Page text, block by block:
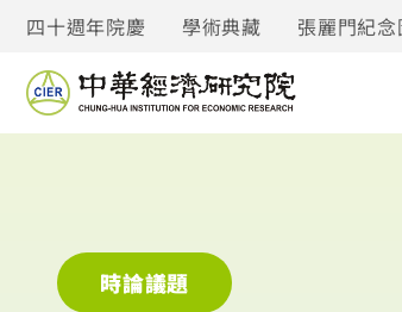
四十週年院慶 學術典藏 張麗門紀
時論議題